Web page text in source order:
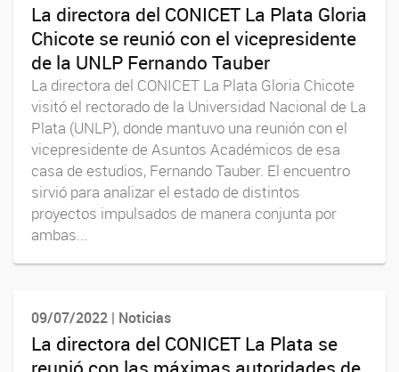
La directora del CONICET La Plata Gloria
Chicote se reunió con el vicepresidente
de la UNLP Fernando Tauber
La directora del CONICET La Plata Gloria Chicote
visitó el rectorado de la Universidad Nacional de La
Plata (UNLP), donde mantuvo una reunión con el
vicepresidente de Asuntos Académicos de esa
casa de estudios, Fernando Tauber. El encuentro
sirvió para analizar el estado de distintos
proyectos impulsados de manera conjunta por
ambas...
09/07/2022 | Noticias
La directora del CONICET La Plata se